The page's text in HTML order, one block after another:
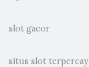
slot gacor
situs slot